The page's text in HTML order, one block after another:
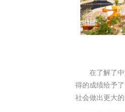
在了解了中
得的成绩给予
社会做出更大